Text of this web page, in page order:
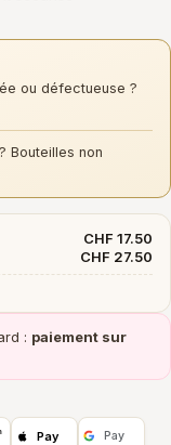
ou défectueuse ?
Bouteilles non
CHF 17.50
CHF 27.50
: paiement sur
Pay Pay